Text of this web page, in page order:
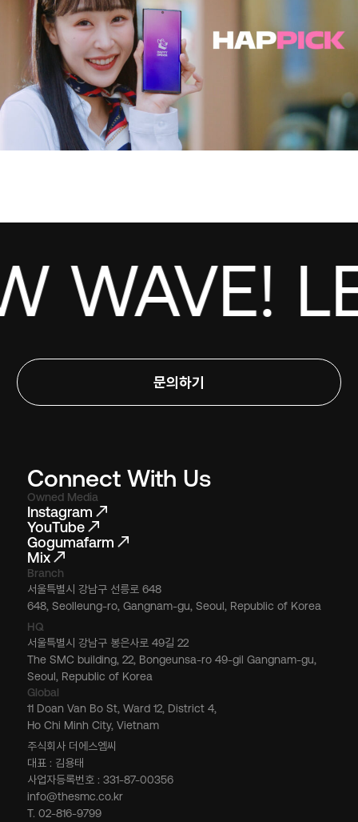
문의하기
Connect With Us
Owned Media
Instagram
YouTube
Gogumafarm
Mix
HQ
서울특별시 강남구 봉은사로 49길 22
The SMC building, 22, Bongeunsa-ro 49-gil Gangnam-gu,
Seoul, Republic of Korea
Branch
서울특별시 강남구 선릉로 648
648, Seolleung-ro, Gangnam-gu, Seoul, Republic of Korea
Global
11 Doan Van Bo St, Ward 12, District 4,
Ho Chi Minh City, Vietnam
주식회사 더에스엠씨
대표 : 김용태
사업자등록번호 : 331-87-00356
info@thesmc.co.kr
T. 02-816-9799